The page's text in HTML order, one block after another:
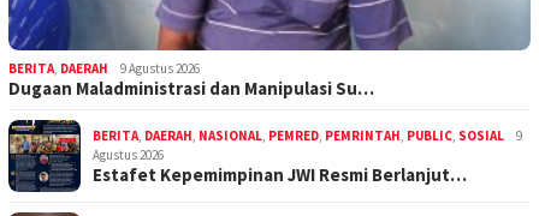
BERITA DAERAH 9 Agustus 2026
Dugaan Maladministrasi dan Manipulasi Su…
BERITA DAERAH NASIONAL PEMRED PEMRINTAH PUBLIC SOSIAL
9
Agustus 2026
Estafet Kepemimpinan JWI Resmi Berlanjut…